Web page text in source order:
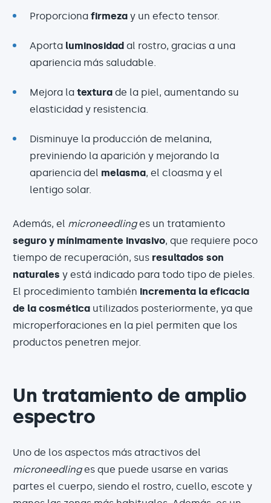
Proporciona firmeza y un efecto tensor.
Aporta luminosidad al rostro, gracias a una
apariencia más saludable.
Mejora la textura de la piel, aumentando su
elasticidad y resistencia.
Disminuye la producción de melanina,
previniendo la aparición y mejorando la
apariencia del melasma, el cloasma y el
lentigo solar.
Además, el microneedlinges un tratamiento
seguro y mínimamente invasivo, que requiere poco
tiempo de recuperación, sus resultados son
naturales y está indicado para todo tipo de pieles.
El procedimiento también incrementa la eficacia
de la cosmética utilizados posteriormente, ya que
microperforaciones en la piel permiten que los
productos penetren mejor.
Un tratamiento de amplio
espectro
Uno de los aspectos más atractivos del
microneedlinges que puede usarse en varias
partes el cuerpo, siendo el rostro, cuello, escote y